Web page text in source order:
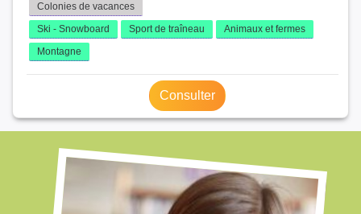
Colonies de vacances
Ski - Snowboard
Sport de traîneau
Animaux et fermes
Montagne
Consulter